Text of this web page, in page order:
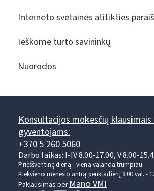
Interneto svetainės atitikties
Ieškome turto savininkų
Nuorodos
Konsultacijos mokesčių klausimais
gyventojams:
+370 5 260 5060
Darbo laikas: I-IV 8.00-17.00, V 8.00-
Prieššventinę dieną - viena valanda trumpiau.
Kiekvieno mėnesio antrą penktadienį 8.00 val. -
Paklausimas perMano VMI